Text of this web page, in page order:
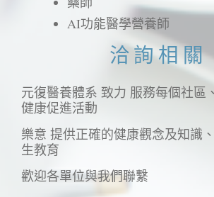
AI功能醫學營養師
洽詢相關
元復醫養體系 致力 服務每個社區
健康促進活動
樂意 提供正確的健康觀念及知識
生教育
歡迎各單位與我們聯繫